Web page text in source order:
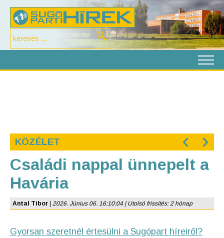
KÖZÉLET ‹ ›
Családi nappal ünnepelt a
Havária
Antal Tibor 2026. Június 06. 16:10:04 | Utolsó frissítés: 2 hónap
Gyorsan szeretnél értesülni a Sugópart híreiről?